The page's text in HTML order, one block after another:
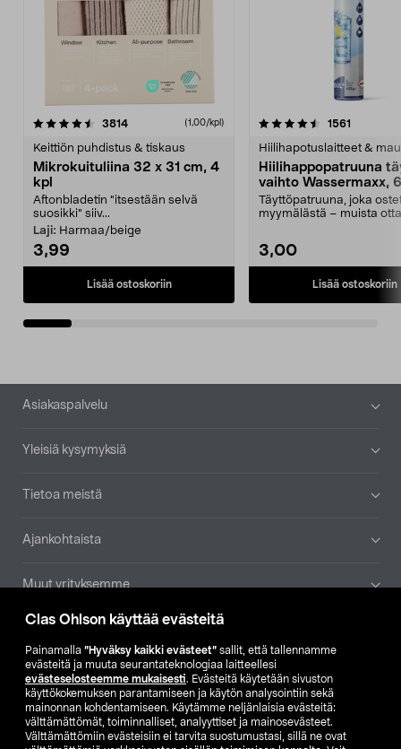
Clas Ohlson käyttää evästeitä
Painamalla ”Hyväksy kaikki evästeet” sallit, että tallennamme
evästeitä ja muuta seurantateknologiaa laitteellesi
evästeselosteemme mukaisesti. Evästeitä käytetään sivuston
käyttökokemuksen parantamiseen ja käytön analysointiin sekä
mainonnan kohdentamiseen. Käytämme neljänlaisia evästeitä:
välttämättömät, toiminnalliset, analyyttiset ja mainosevästeet.
Välttämättömiin evästeisiin ei tarvita suostumustasi, sillä ne ovat
3814arvostelut (1,00/kpl)
Keittiön puhdistus & tiskaus
Mikrokuituliina 32 x 31 cm, 4
kpl
Aftonbladetin "itsestään selvä
suosikki" siiv...
Laji: Harmaa/beige
3,99
Lisää ostoskoriin
4.5viidestä
1561
Hiilihapotuslaitteet &
Hiilihappopatruuna
vaihto Wassermaxx,
Täyttöpatruuna, joka
myymälästä – muista
3,00
Lisää ostoskoriin
4.5viidestä
Alatunniste
Asiakaspalvelu
Yleisiä kysymyksiä
Tietoa meistä
Ajankohtaista
Muut yrityksemme
Etsi myymälä
SE NO FI
FI SV